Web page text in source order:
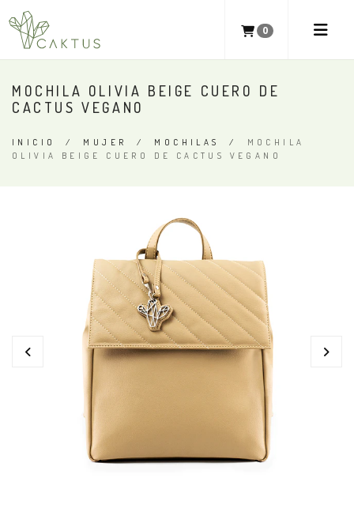
0
MOCHILA OLIVIA BEIGE CUERO DE
CACTUS VEGANO
INICIO / MUJER / MOCHILAS / MOCHILA
OLIVIA BEIGE CUERO DE CACTUS VEGANO